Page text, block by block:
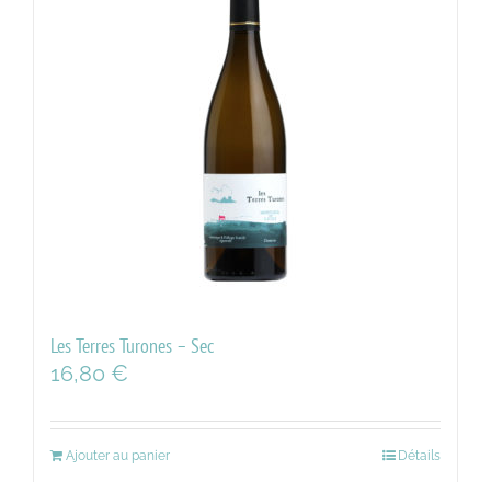
Les Terres Turones – Sec
16,80 €
Ajouter au panier Détails